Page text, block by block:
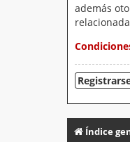
además
Índice